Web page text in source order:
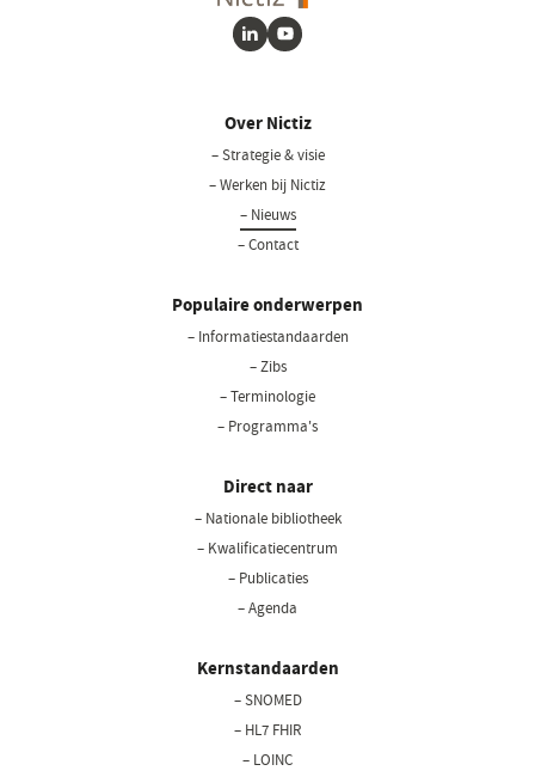
LinkedInYoutube
Over Nictiz
– Strategie & visie
– Werken bij Nictiz
– Nieuws
– Contact
Populaire onderwerpen
– Informatiestandaarden
– Zibs
– Terminologie
– Programma's
Direct naar
– Nationale bibliotheek
– Kwalificatiecentrum
– Publicaties
– Agenda
Kernstandaarden
– SNOMED
– HL7 FHIR
– LOINC